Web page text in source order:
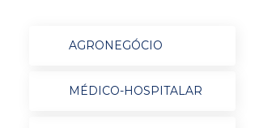
AGRONEGÓCIO
MÉDICO-HOSPITALAR